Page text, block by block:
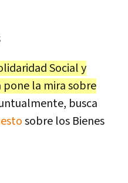
Social y
pone la mira sobre
busca
sobre los Bienes